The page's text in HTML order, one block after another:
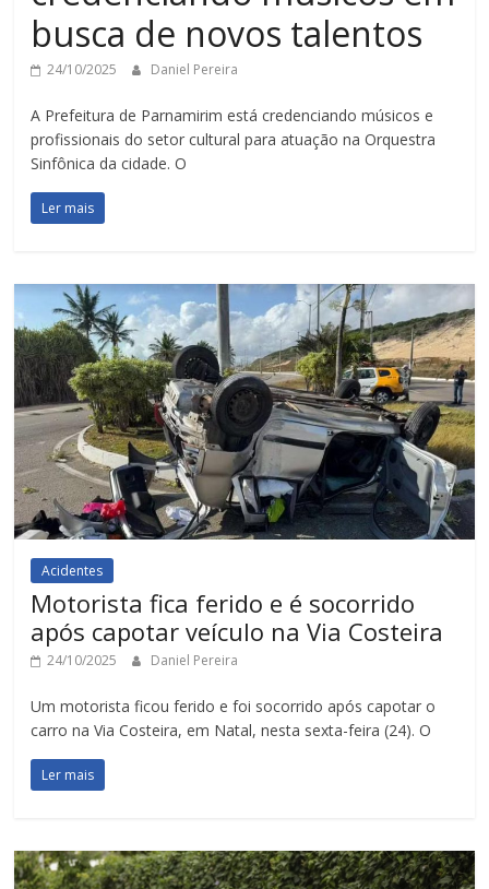
busca de novos talentos
24/10/2025 Daniel Pereira
A Prefeitura de Parnamirim está credenciando músicos e
profissionais do setor cultural para atuação na Orquestra
Sinfônica da cidade. O
Ler mais
Acidentes
Motorista fica ferido e é socorrido
após capotar veículo na Via Costeira
24/10/2025 Daniel Pereira
Um motorista ficou ferido e foi socorrido após capotar o
carro na Via Costeira, em Natal, nesta sexta-feira (24). O
Ler mais